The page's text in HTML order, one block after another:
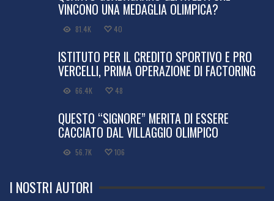
VINCONO UNA MEDAGLIA OLIMPICA?
81.4K 40
ISTITUTO PER IL CREDITO SPORTIVO E PRO
VERCELLI, PRIMA OPERAZIONE DI FACTORING
66.4K 48
QUESTO “SIGNORE” MERITA DI ESSERE
CACCIATO DAL VILLAGGIO OLIMPICO
56.7K 106
I NOSTRI AUTORI